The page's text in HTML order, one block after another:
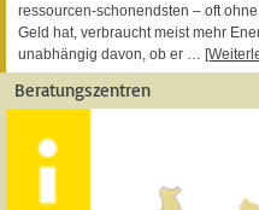
ressourcen-schonendsten – oft
Geld hat, verbraucht meist mehr
unabhängig davon, ob er …
Beratungszentren